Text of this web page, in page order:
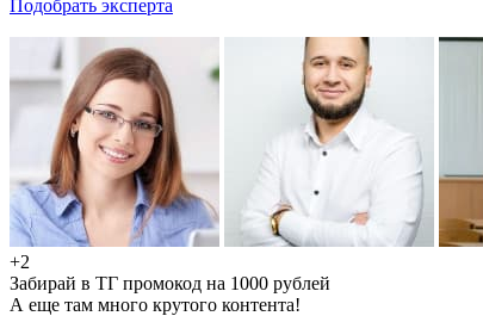
Подобрать эксперта
+2
Забирай в ТГ промокод на 1000 рублей
А еще там много крутого контента!